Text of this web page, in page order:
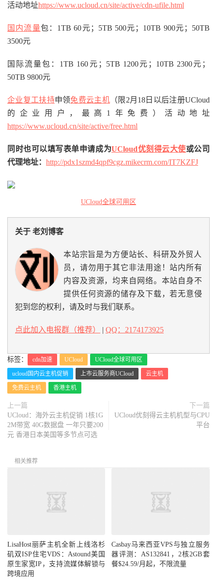
活动地址https://www.ucloud.cn/site/active/cdn-ufile.html
国内流量包：1TB 60元；5TB 500元；10TB 900元；50TB
3500元
国际流量包：1TB 160元；5TB 1200元；10TB 2300元；
50TB 9800元
企业复工扶持申领免费云主机（限2月18日以后注册UCloud
的企业用户，最高1年免费）活动地址
https://www.ucloud.cn/site/active/free.html
同时也可以填写表单申请成为UCloud优刻得云大使或公司
代理地址： http://pdx1szmd4qpf9cgz.mikecrm.com/IT7KZFJ
UCloud全球可用区
关于 老刘博客
本站宗旨是为方便站长、科研及外贸人
员，请勿用于其它非法用途！站内所有
内容及资源，均来自网络。本站自身不
提供任何资源的储存及下载，若无意侵
犯到您的权利，请及时与我们联系。
点此加入电报群（推荐） | QQ：2174173925
标签： cdn加速 UCloud UCloud全球可用区
ucloud国内云主机促销 上市云服务商UCloud 云主机
免费云主机 香港主机
上一篇
UCloud：海外云主机促销 1核1G
2M带宽 40G数据盘 一年只要200
元 香港日本美国等多节点可选
下一篇
UCloud优刻得云主机机型与CPU
平台
相关推荐
LisaHost丽萨主机全新上线洛杉
矶双ISP住宅VDS：Astound美国
原生家宽IP，支持流媒体解锁与
跨境应用
Casbay马来西亚VPS与独立服务
器评测：AS132841，2核2GB套
餐$24.59/月起，不限流量